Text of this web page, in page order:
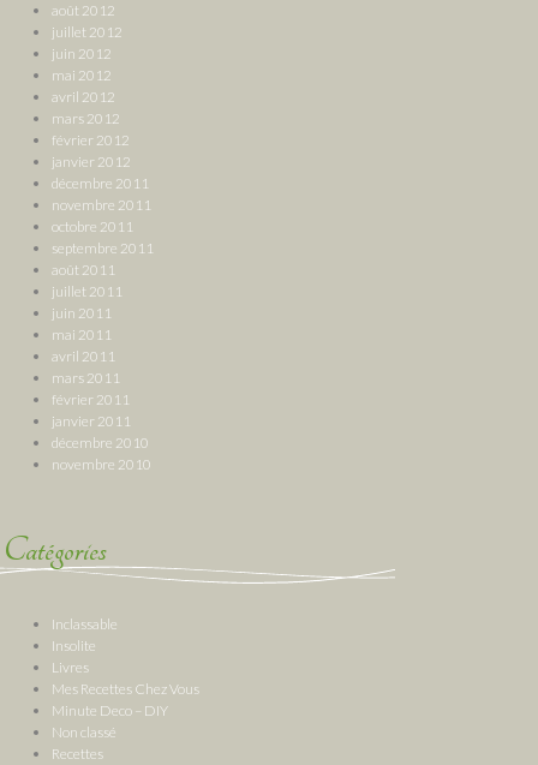
août 2012
juillet 2012
juin 2012
mai 2012
avril 2012
mars 2012
février 2012
janvier 2012
décembre 2011
novembre 2011
octobre 2011
septembre 2011
août 2011
juillet 2011
juin 2011
mai 2011
avril 2011
mars 2011
février 2011
janvier 2011
décembre 2010
novembre 2010
Catégories
Inclassable
Insolite
Livres
Mes Recettes Chez Vous
Minute Deco – DIY
Non classé
Recettes